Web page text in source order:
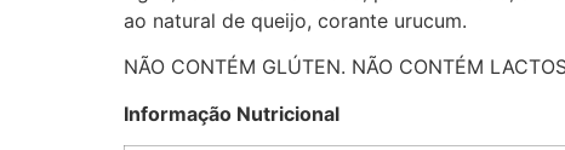
ao natural de queijo, corante urucum.
NÃO CONTÉM GLÚTEN. NÃO CONTÉM
Informação Nutricional